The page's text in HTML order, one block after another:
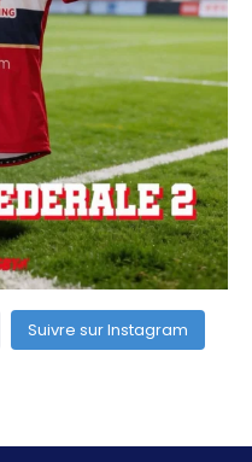
Suivre sur Instagram